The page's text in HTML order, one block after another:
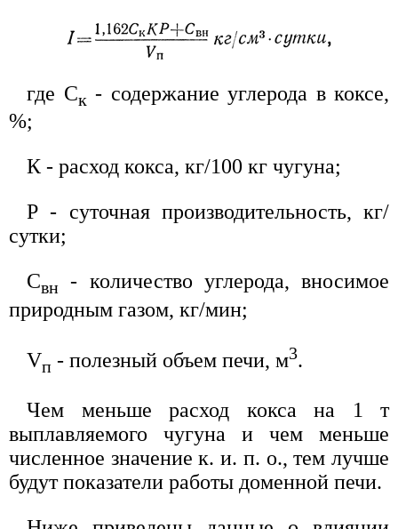
где Ск- содержание углерода в коксе,
%;
К - расход кокса, кг/100 кг чугуна;
Р - суточная производительность, кг/
сутки;
Свн - количество углерода, вносимое
природным газом, кг/мин;
Vп - полезный объем печи, м3.
Чем меньше расход кокса на 1 т
выплавляемого чугуна и чем меньше
численное значение к. и. п. о., тем лучше
будут показатели работы доменной печи.